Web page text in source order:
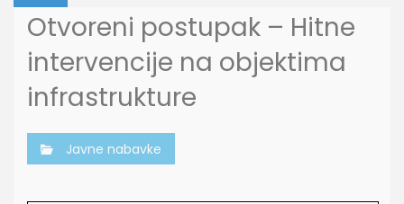
Otvoreni postupak – Hitne
intervencije na objektima
infrastrukture
Javne nabavke